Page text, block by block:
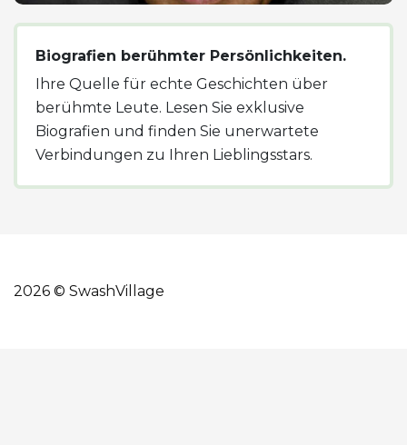
Biografien berühmter Persönlichkeiten.
Ihre Quelle für echte Geschichten über
berühmte Leute. Lesen Sie exklusive
Biografien und finden Sie unerwartete
Verbindungen zu Ihren Lieblingsstars.
2026 © SwashVillage